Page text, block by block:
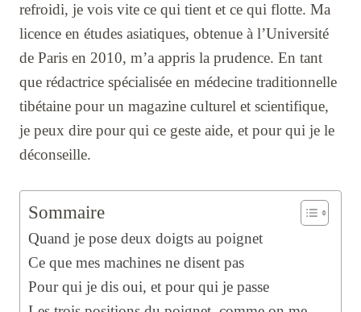
refroidi, je vois vite ce qui tient et ce qui flotte. Ma
licence en études asiatiques, obtenue à l’Université
de Paris en 2010, m’a appris la prudence. En tant
que rédactrice spécialisée en médecine traditionnelle
tibétaine pour un magazine culturel et scientifique,
je peux dire pour qui ce geste aide, et pour qui je le
déconseille.
Sommaire
Quand je pose deux doigts au poignet
Ce que mes machines ne disent pas
Pour qui je dis oui, et pour qui je passe